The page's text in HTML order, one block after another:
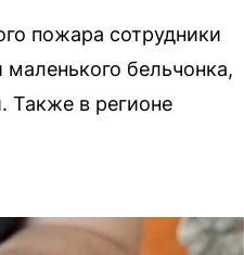
пожара сотрудники
бельчонка,
Также в регионе